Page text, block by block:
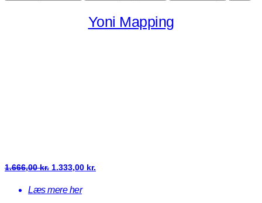
Yoni Mapping
1.666,00kr. Den
1.333,00 kr.
Læs mere her